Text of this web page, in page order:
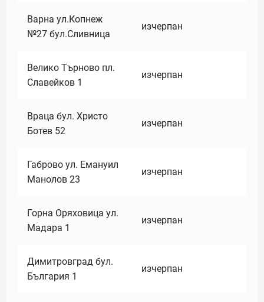
Варна ул.Копнеж
№27 бул.Сливница
изчерпан
Велико Търново пл.
Славейков 1
изчерпан
Враца бул. Христо
Ботев 52
изчерпан
Габрово ул. Емануил
Манолов 23
изчерпан
Горна Оряховица ул.
Мадара 1
изчерпан
Димитровград бул.
България 1
изчерпан